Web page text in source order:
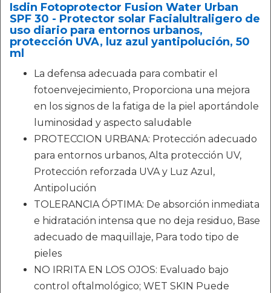
Isdin Fotoprotector Fusion Water Urban
SPF 30 - Protector solar Facialultraligero de
uso diario para entornos urbanos,
protección UVA, luz azul yantipolución, 50
ml
La defensa adecuada para combatir el
fotoenvejecimiento, Proporciona una mejora
en los signos de la fatiga de la piel aportándole
luminosidad y aspecto saludable
PROTECCION URBANA: Protección adecuado
para entornos urbanos, Alta protección UV,
Protección reforzada UVA y Luz Azul,
Antipolución
TOLERANCIA ÓPTIMA: De absorción inmediata
e hidratación intensa que no deja residuo, Base
adecuado de maquillaje, Para todo tipo de
pieles
NO IRRITA EN LOS OJOS: Evaluado bajo
control oftalmológico; WET SKIN Puede